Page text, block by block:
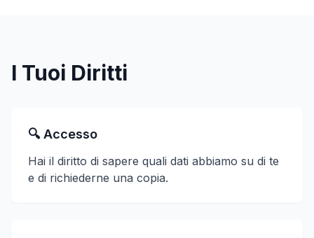
I Tuoi Diritti
🔍 Accesso
Hai il diritto di sapere quali dati abbiamo su di te
e di richiederne una copia.